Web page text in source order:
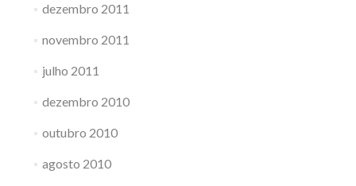
dezembro 2011
novembro 2011
julho 2011
dezembro 2010
outubro 2010
agosto 2010